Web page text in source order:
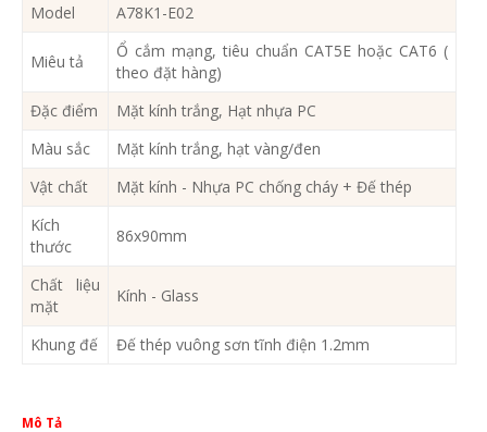
Model A78K1-E02
Miêu tả
Ổ cắm mạng, tiêu chuẩn CAT5E hoặc CAT6 (
theo đặt hàng)
Đặc điểm
Mặt kính trắng, Hạt nhựa PC
Màu sắc
Mặt kính trắng, hạt vàng/đen
Vật chất
Mặt kính - Nhựa PC chống cháy + Đế thép
Kích
thước
86x90mm
Chất liệu
mặt
Kính - Glass
Khung đế Đế thép vuông sơn tĩnh điện 1.2mm
Mô Tả